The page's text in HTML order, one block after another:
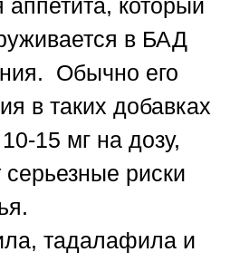
аппетита, который
в БАД
Обычно его
в таких добавках
15 мг на дозу,
серьезные риски
тадалафила и